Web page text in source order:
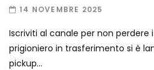
14 NOVEMBRE 2025
Iscriviti al canale per non perdere
prigioniero in trasferimento si è
pickup...